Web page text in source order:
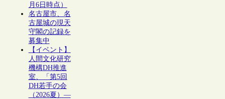
月6日時点）
名古屋市、名
古屋城の現天
守閣の記録を
募集中
【イベント】
人間文化研究
機構DH推進
室、「第5回
DH若手の会
（2026夏）―